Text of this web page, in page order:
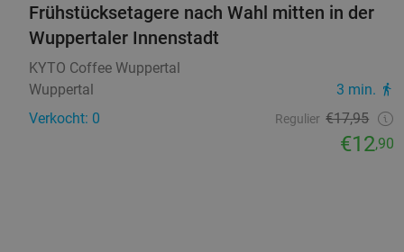
Frühstücksetagere nach Wahl mitten in der
Wuppertaler Innenstadt
KYTO Coffee Wuppertal
Wuppertal
3 min.
Verkocht: 0
Regulier €17,95
€12,90